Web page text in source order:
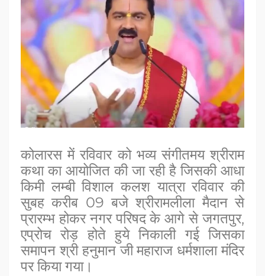
कोलारस में रविवार को भव्य संगीतमय श्रीराम
कथा का आयोजित की जा रही है जिसकी आधा
किमी लम्बी विशाल कलश यात्रा रविवार की
सुबह करीब 09 बजे श्रीरामलीला मैदान से
प्रारम्भ होकर नगर परिषद के आगे से जगतपुर,
एप्रोच रोड़ होते हुये निकाली गई जिसका
समापन श्री हनुमान जी महाराज धर्मशाला मंदिर
पर किया गया।